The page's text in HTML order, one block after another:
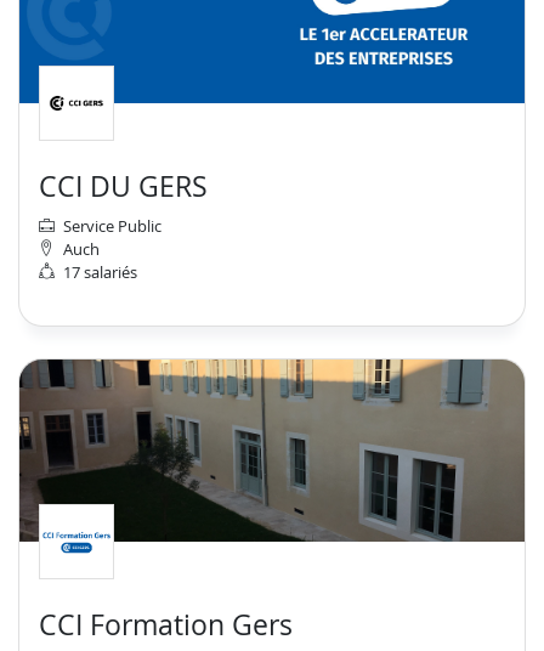
CCI DU GERS
Service Public
Auch
17 salariés
CCI Formation Gers